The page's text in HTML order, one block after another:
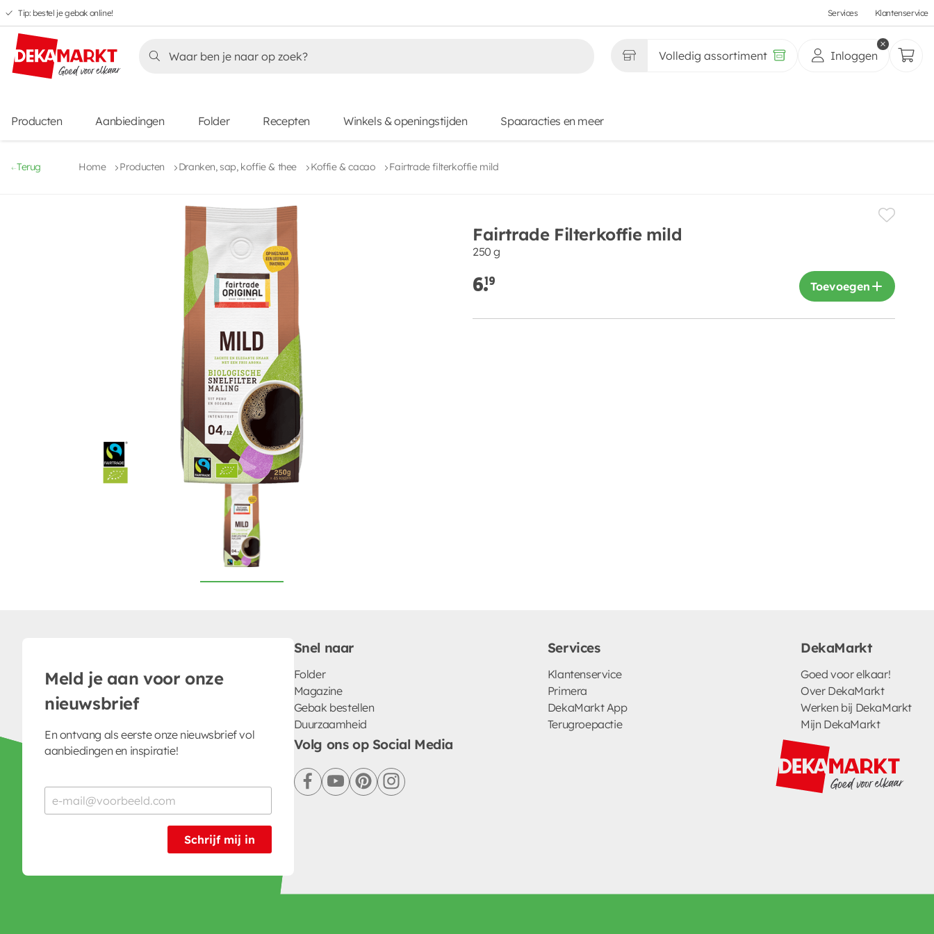
Overslaan
naar
hoofdnavigatie
Overslaan
naar
hoofdinhoud
Overslaan
naar
voettekstinhoud
Overslaan
naar
aanbiedingen
Tip: bestel je gebak online! Services Klantenservice
Volledig assortiment Inloggen
Producten Aanbiedingen Folder Recepten Winkels & openingstijden Spaaracties en meer
Terug Home Producten Dranken, sap, koffie & thee Koffie & cacao Fairtrade filterkoffie mild
Fairtrade Filterkoffie mild
250 g
6.19 Toevoegen
Meld je aan voor onze
nieuwsbrief
En ontvang als eerste onze nieuwsbrief vol
aanbiedingen en inspiratie!
Schrijf mij in
Snel naar
Folder
Magazine
Gebak bestellen
Duurzaamheid
Services
Klantenservice
Primera
DekaMarkt App
Terugroepactie
DekaMarkt
Goed voor elkaar!
Over DekaMarkt
Werken bij DekaMarkt
Mijn DekaMarkt
Volg ons op Social Media
facebookyoutubepinterestinstagram